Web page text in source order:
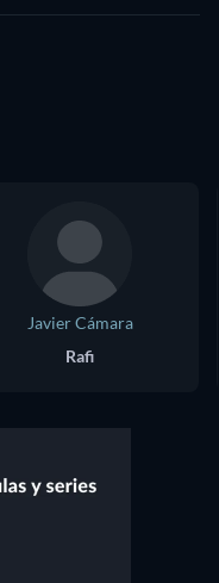
Javier Cámara
Rafi